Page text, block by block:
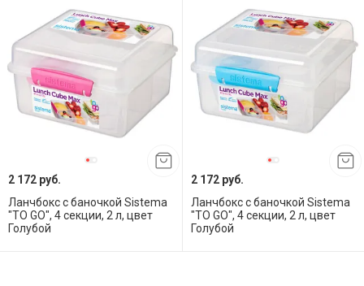
2 172 руб.
Ланчбокс с баночкой Sistema
"TO GO", 4 секции, 2 л, цвет
Голубой
2 172 руб.
Ланчбокс с баночкой Sistema
"TO GO", 4 секции, 2 л, цвет
Голубой